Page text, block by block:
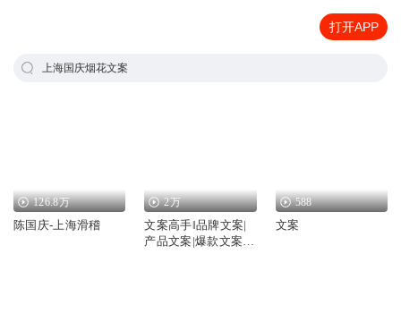
打开APP
上海国庆烟花文案
126.8万
陈国庆-上海滑稽
2万
文案高手‖品牌文案|
产品文案|爆款文案‖
588
文案